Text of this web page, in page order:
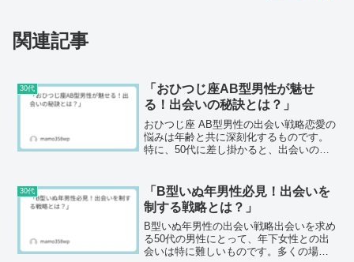
関連記事
30代
「おひつじ座AB型男性が魅せ
る！出会いの秘訣とは？」
おひつじ座 AB型男性の出会い戦略恋愛の
悩みは年齢と共に深刻化するものです。
特に、50代に差し掛かると、出会いの場
でしょう。おひつじ座AB型の男性は、特
有の性格と特徴を...
30代
「B型いぬ年男性必見！出会いを
制する戦略とは？」
B型いぬ年男性の出会い戦略出会いを求め
る50代の男性にとって、年下女性との出
会いは特に難しいものです。多くの場